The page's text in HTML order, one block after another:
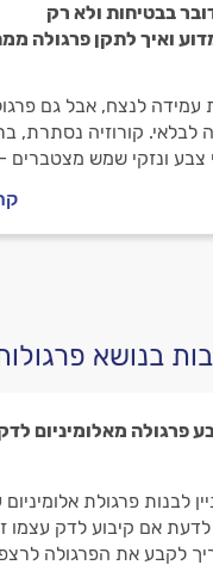
בבטיחות ולא רק
ואיך לתקן פרגולה
עמידה לנצח, אבל גם
קורוזיה נסתרת,
צבע ונזקי שמש מצטברים
מתחדדת השאלה: לתקן,
תזהו את הנזקים בזמן,
– ותאריכו לפרגולה
בנושא
פרגולה מאלומיניום
לבנות פרגולת
לדעת אם קיבוע לדק עצמו
לקבע את הפרגולה